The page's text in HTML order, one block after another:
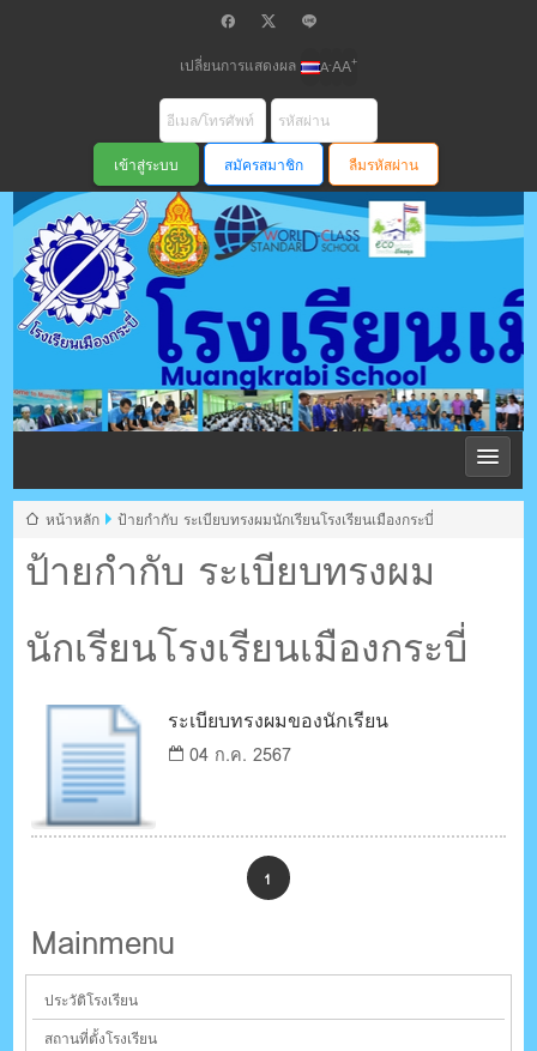
เปลี่ยนการแสดงผล A-AA+
สมัครสมาชิก ลืมรหัสผ่าน
โรงเรียนเมือง
กระบี่ สพม
ตรัง กระบี่
ระบบบริหารจัดการเว็บไซต์ (CMS) ด้วย Ajax โดยคนไทย
ป้ายกำกับ ระเบียบทรงผม
นักเรียนโรงเรียนเมืองกระบี่
หน้าหลัก ป้ายกำกับ ระเบียบทรงผมนักเรียนโรงเรียนเมืองกระบี่
ระเบียบทรงผมของนักเรียน
04 ก.ค. 2567
1
Mainmenu
ประวัติโรงเรียน
สถานที่ตั้งโรงเรียน